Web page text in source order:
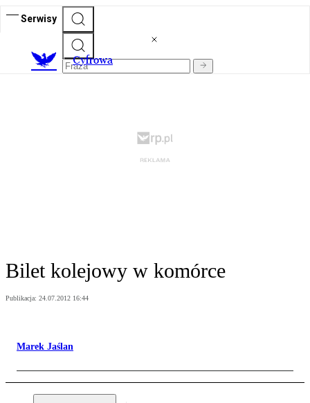
Serwisy
Cyfrowa
Bilet kolejowy w komórce
Publikacja: 24.07.2012 16:44
Marek Jaślan